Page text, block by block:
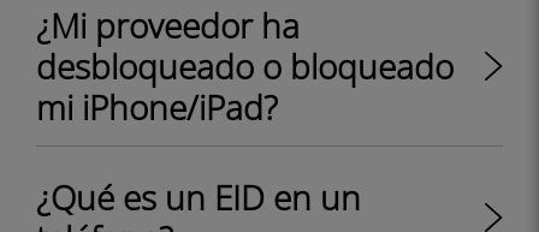
¿Mi proveedor ha
desbloqueado o bloqueado
mi iPhone/iPad?
¿Qué es un EID en un